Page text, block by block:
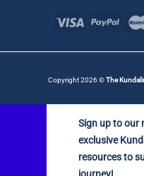
Copyright 2026 ©The
Sign up to our
exclusive
resources to
journey!